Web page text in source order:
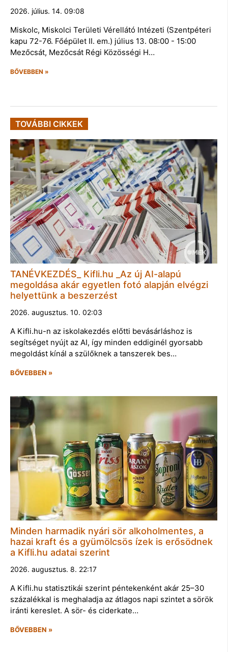
2026. július. 14. 09:08
Miskolc, Miskolci Területi Vérellátó Intézeti (Szentpéteri
kapu 72-76. Főépület II. em.) július 13. 08:00 - 15:00
Mezőcsát, Mezőcsát Régi Közösségi H…
BŐVEBBEN »
TOVÁBBI CIKKEK
TANÉVKEZDÉS_ Kifli.hu _Az új AI-alapú
megoldása akár egyetlen fotó alapján elvégzi
helyettünk a beszerzést
2026. augusztus. 10. 02:03
A Kifli.hu-n az iskolakezdés előtti bevásárláshoz is
segítséget nyújt az AI, így minden eddiginél gyorsabb
megoldást kínál a szülőknek a tanszerek bes…
BŐVEBBEN »
Minden harmadik nyári sör alkoholmentes, a
hazai kraft és a gyümölcsös ízek is erősödnek
a Kifli.hu adatai szerint
2026. augusztus. 8. 22:17
A Kifli.hu statisztikái szerint péntekenként akár 25–30
százalékkal is meghaladja az átlagos napi szintet a sörök
iránti kereslet. A sör- és ciderkate…
BŐVEBBEN »